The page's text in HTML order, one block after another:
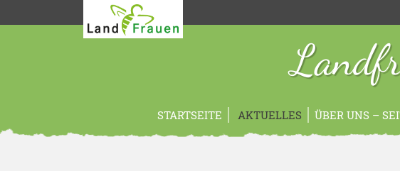
STARTSEITE AKTUELLES ÜBER UNS –